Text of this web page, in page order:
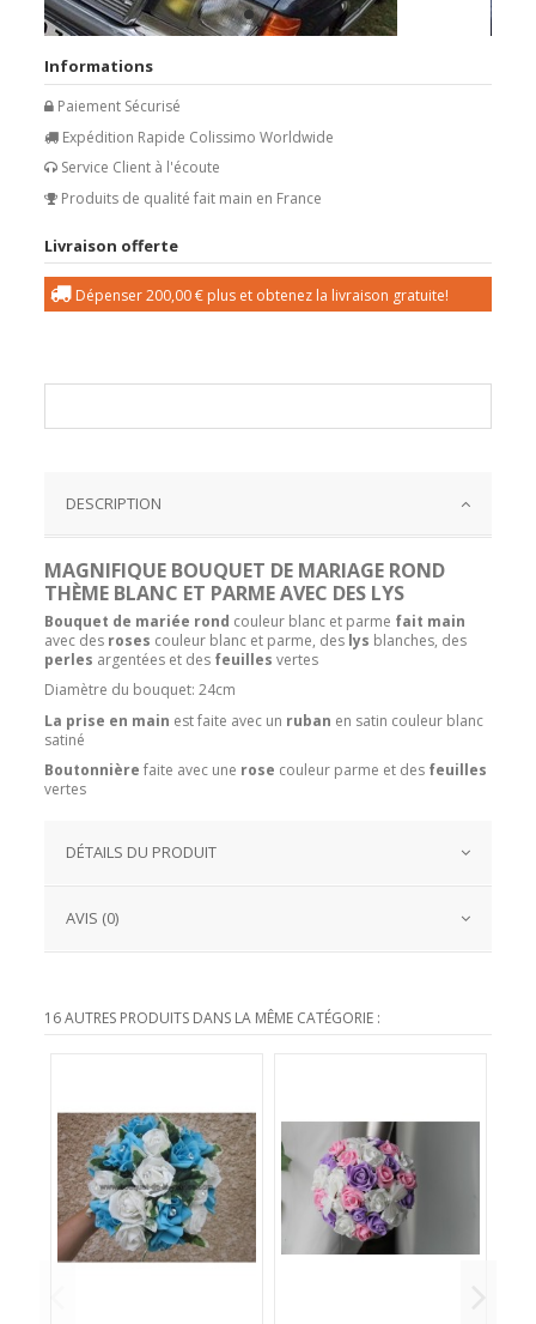
Informations
Paiement Sécurisé
Expédition Rapide Colissimo Worldwide
Service Client à l'écoute
Produits de qualité fait main en France
Livraison offerte
Dépenser200,00 € plus et obtenez la livraison gratuite!
DESCRIPTION
MAGNIFIQUE BOUQUET DE MARIAGE ROND
THÈME BLANC ET PARME AVEC DES LYS
Bouquet de mariée rond couleur blanc et parme fait main
avec des roses couleur blanc et parme, des lys blanches, des
perles argentées et des feuillesvertes
Diamètre du bouquet: 24cm
La prise en main est faite avec un ruban en satin couleur blanc
satiné
Boutonnièrefaite avec une rose couleur parme et des feuilles
vertes
DÉTAILS DU PRODUIT
AVIS (0)
16 AUTRES PRODUITS DANS LA MÊME CATÉGORIE :